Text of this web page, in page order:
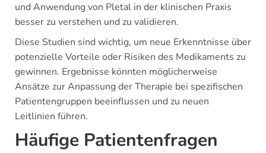
und Anwendung von Pletal in der klinischen Praxis
besser zu verstehen und zu validieren.
Diese Studien sind wichtig, um neue Erkenntnisse über
potenzielle Vorteile oder Risiken des Medikaments zu
gewinnen. Ergebnisse könnten möglicherweise
Ansätze zur Anpassung der Therapie bei spezifischen
Patientengruppen beeinflussen und zu neuen
Leitlinien führen.
Häufige Patientenfragen